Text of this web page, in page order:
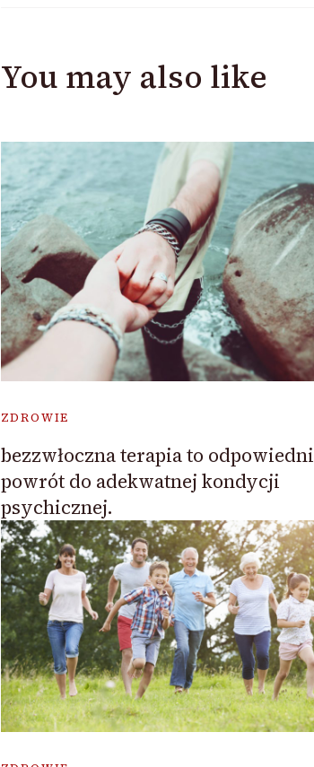
You may also like
ZDROWIE
bezzwłoczna terapia to odpowiedni
powrót do adekwatnej kondycji
psychicznej.